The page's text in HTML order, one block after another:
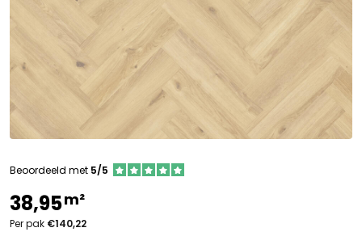
Beoordeeld met 5/5
38,95m²
Per pak €140,22